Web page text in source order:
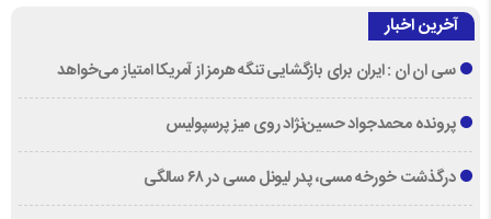
آخرین اخبار
سی ان ان : ایران برای بازگشایی تنگه هرمز از آمریکا امتیاز می‌خواهد
پرونده محمدجواد حسین‌نژاد روی میز پرسپولیس
درگذشت خورخه مسی، پدر لیونل مسی در ۶۸ سالگی